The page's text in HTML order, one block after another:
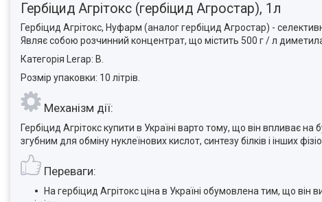
Гербіцид Агрітокс (гербіцид Агростар), 1л
Гербіцид Агрітокс, Нуфарм (аналог гербіцид Агростар) -
Являє собою розчинний концентрат, що містить 500 г / л
Категорія Lerap: B.
Розмір упаковки: 10 літрів.
Механізм дії:
Гербіцид Агрітокс купити в Україні варто тому, що він впливає
згубним для обміну нyклеїнових кислот, синтезу білків і інших
Переваги:
На гербіцид Агрітокс ціна в Україні обумовлена тим, що